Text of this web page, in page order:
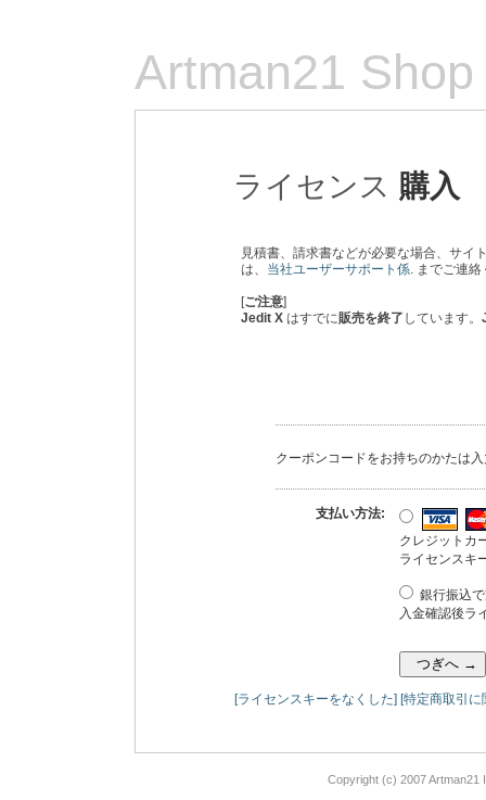
Artman21 Shop
ライセンス 購入
見積書、請求書などが必要な場合、サイ
は、 当社ユーザーサポート係. までご連
[ご注意]
Jedit X はすでに販売を終了 しています。
クーポンコードをお持ちのかたは
支払い方法:
クレジットカ
ライセンスキ
銀行振込
入金確認後ラ
[ライセンスキーをなくした] [特定商取引
Copyright (c) 2007